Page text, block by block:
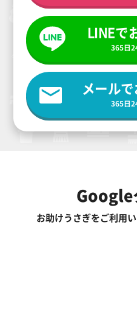
LINEで
365日
メール
365日
Google
お助けうさぎをご利用